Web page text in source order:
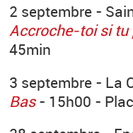
2 septembre -
Accroche-toi si tu
45min
3 septembre - La
Bas- 15h00 -